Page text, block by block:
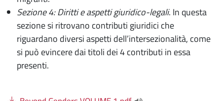
Sezione 4: Diritti e aspetti giuridico-legali. In questa
sezione si ritrovano contributi giuridici che
riguardano diversi aspetti dell’intersezionalità, come
si può evincere dai titoli dei 4 contributi in essa
presenti.
Document